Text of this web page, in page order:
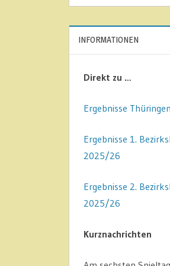
INFORMATIONEN
Direkt zu …
Ergebnisse
Ergebnisse 1.
2025/26
Ergebnisse 2.
2025/26
Kurznachrichten